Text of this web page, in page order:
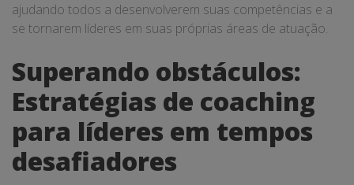
ajudando todos a desenvolverem suas competências e a
se tornarem líderes em suas próprias áreas de atuação.
Superando obstáculos:
Estratégias de coaching
para líderes em tempos
desafiadores